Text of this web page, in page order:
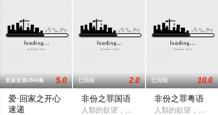
更新至第2866集 5.0
爱·回家之开心
速递
已完结 2.0
非份之罪国语
人類的欲望，可驅使我們超越自我，然
已完结 10.0
非份之罪粤语
人類的欲望，可驅